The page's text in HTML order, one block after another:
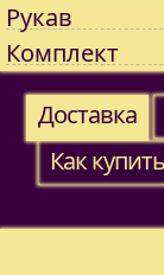
Рукав
Комплект
Доставка
Как